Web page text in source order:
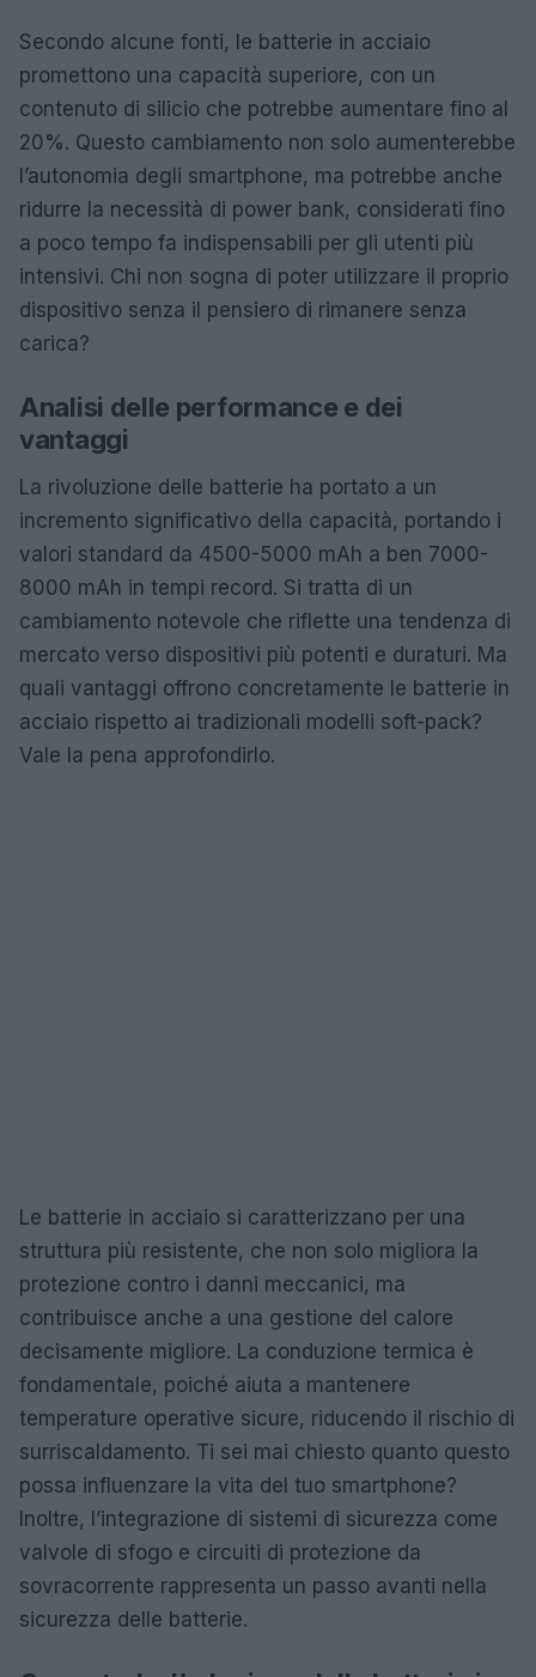
Secondo alcune fonti, le batterie in acciaio
promettono una capacità superiore, con un
contenuto di silicio che potrebbe aumentare fino al
20%. Questo cambiamento non solo aumenterebbe
l’autonomia degli smartphone, ma potrebbe anche
ridurre la necessità di power bank, considerati fino
a poco tempo fa indispensabili per gli utenti più
intensivi. Chi non sogna di poter utilizzare il proprio
dispositivo senza il pensiero di rimanere senza
carica?
Analisi delle performance e dei
vantaggi
La rivoluzione delle batterie ha portato a un
incremento significativo della capacità, portando i
valori standard da 4500-5000 mAh a ben 7000-
8000 mAh in tempi record. Si tratta di un
cambiamento notevole che riflette una tendenza di
mercato verso dispositivi più potenti e duraturi. Ma
quali vantaggi offrono concretamente le batterie in
acciaio rispetto ai tradizionali modelli soft-pack?
Vale la pena approfondirlo.
Le batterie in acciaio si caratterizzano per una
struttura più resistente, che non solo migliora la
protezione contro i danni meccanici, ma
contribuisce anche a una gestione del calore
decisamente migliore. La conduzione termica è
fondamentale, poiché aiuta a mantenere
temperature operative sicure, riducendo il rischio di
surriscaldamento. Ti sei mai chiesto quanto questo
possa influenzare la vita del tuo smartphone?
Inoltre, l’integrazione di sistemi di sicurezza come
valvole di sfogo e circuiti di protezione da
sovracorrente rappresenta un passo avanti nella
sicurezza delle batterie.